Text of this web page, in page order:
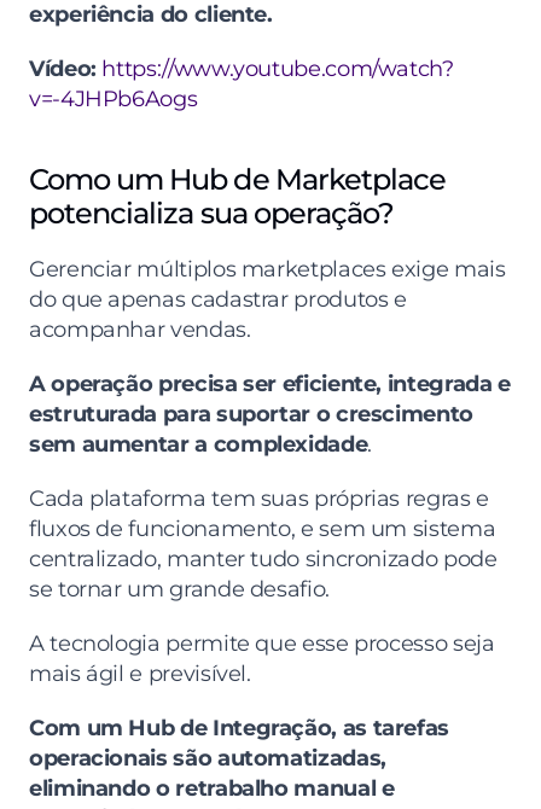
experiência do cliente.
Vídeo: https://www.youtube.com/watch?
v=-4JHPb6Aogs
Como um Hub de Marketplace
potencializa sua operação?
Gerenciar múltiplos marketplaces exige mais
do que apenas cadastrar produtos e
acompanhar vendas.
A operação precisa ser eficiente, integrada e
estruturada para suportar o crescimento
sem aumentar a complexidade.
Cada plataforma tem suas próprias regras e
fluxos de funcionamento, e sem um sistema
centralizado, manter tudo sincronizado pode
se tornar um grande desafio.
A tecnologia permite que esse processo seja
mais ágil e previsível.
Com um Hub de Integração, as tarefas
operacionais são automatizadas,
eliminando o retrabalho manual e